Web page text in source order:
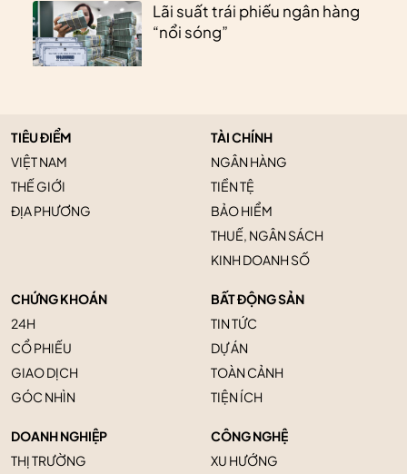
Lãi suất trái phiếu ngân hàng
“nổi sóng”
TIÊU ĐIỂM
VIỆT NAM
THẾ GIỚI
ĐỊA PHƯƠNG
TÀI CHÍNH
NGÂN HÀNG
TIỀN TỆ
BẢO HIỂM
THUẾ, NGÂN SÁCH
KINH DOANH SỐ
CHỨNG KHOÁN
24H
CỔ PHIẾU
GIAO DỊCH
GÓC NHÌN
BẤT ĐỘNG SẢN
TIN TỨC
DỰ ÁN
TOÀN CẢNH
TIỆN ÍCH
DOANH NGHIỆP
THỊ TRƯỜNG
CÔNG NGHỆ
XU HƯỚNG